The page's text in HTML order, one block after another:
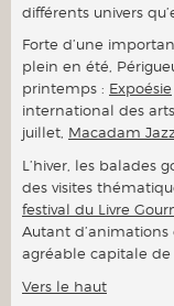
différents univers
Forte d’une
plein en été,
printemps : Expoésie
international des
juillet, Macadam
L’hiver, les balades
des visites
festival du Livre
Autant d’animations
agréable capitale de
Vers le haut